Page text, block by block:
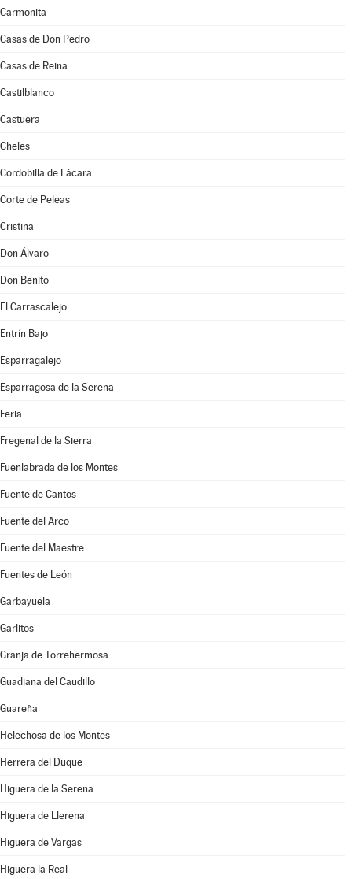
Carmonita
Casas de Don Pedro
Casas de Reina
Castilblanco
Castuera
Cheles
Cordobilla de Lácara
Corte de Peleas
Cristina
Don Álvaro
Don Benito
El Carrascalejo
Entrín Bajo
Esparragalejo
Esparragosa de la Serena
Feria
Fregenal de la Sierra
Fuenlabrada de los Montes
Fuente de Cantos
Fuente del Arco
Fuente del Maestre
Fuentes de León
Garbayuela
Garlitos
Granja de Torrehermosa
Guadiana del Caudillo
Guareña
Helechosa de los Montes
Herrera del Duque
Higuera de la Serena
Higuera de Llerena
Higuera de Vargas
Higuera la Real